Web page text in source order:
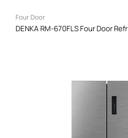
Four Door
DENKA RM-670FLS Four Door Refr